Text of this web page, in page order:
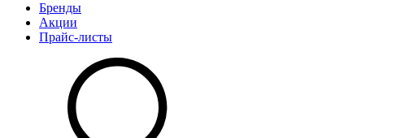
Бренды
Акции
Прайс-листы